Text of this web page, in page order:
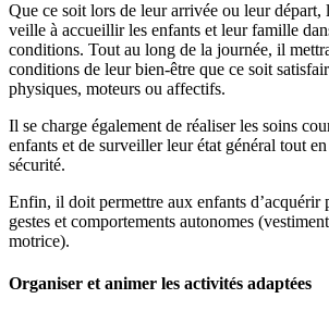
Que ce soit lors de leur arrivée ou leur départ,
veille à accueillir les enfants et leur famille
conditions. Tout au long de la journée, il
conditions de leur bien-être que ce soit
physiques, moteurs ou affectifs.
Il se charge également de réaliser les soins
enfants et de surveiller leur état général tout
sécurité.
Enfin, il doit permettre aux enfants d’acquérir
gestes et comportements autonomes
motrice).
Organiser et animer les activités adaptées